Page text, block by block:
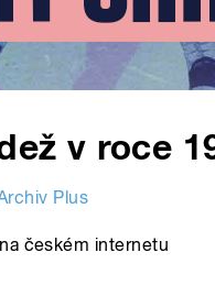
v roce
Plus
českém internetu